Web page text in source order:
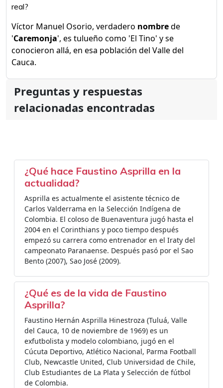
real?
Víctor Manuel Osorio, verdadero nombrede
'Caremonja', es tulueño como 'El Tino' y se
conocieron allá, en esa población del Valle del
Cauca.
Preguntas y respuestas
relacionadas encontradas
¿Qué hace Faustino Asprilla en la
actualidad?
Asprilla es actualmente el asistente técnico de
Carlos Valderrama en la Selección Indígena de
Colombia. El coloso de Buenaventura jugó hasta el
2004 en el Corinthians y poco tiempo después
empezó su carrera como entrenador en el Iraty del
campeonato Paranaense. Después pasó por el Sao
Bento (2007), Sao José (2009).
¿Qué es de la vida de Faustino
Asprilla?
Faustino Hernán Asprilla Hinestroza (Tuluá, Valle
del Cauca, 10 de noviembre de 1969) es un
exfutbolista y modelo colombiano, jugó en el
Cúcuta Deportivo, Atlético Nacional, Parma Football
Club, Newcastle United, Club Universidad de Chile,
Club Estudiantes de La Plata y Selección de fútbol
de Colombia.